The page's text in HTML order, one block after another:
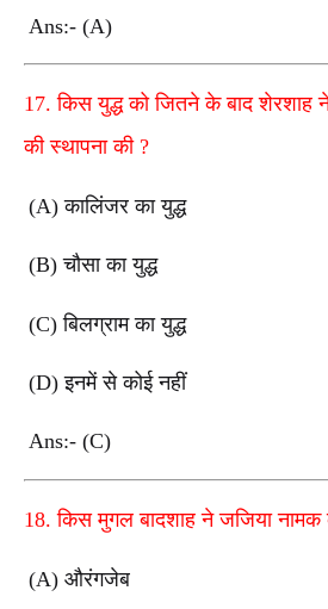
Ans:- (A)
17.किस युद्ध को जितने के बाद शेरशाह
की स्थापना की ?
(A)कालिंजर का युद्ध
(B)चौसा का युद्ध
(C)बिलग्राम का युद्ध
(D)इनमें से कोई नहीं
Ans:- (C)
18.किस मुगल बादशाह ने जजिया नामक
(A) औरंगजेब